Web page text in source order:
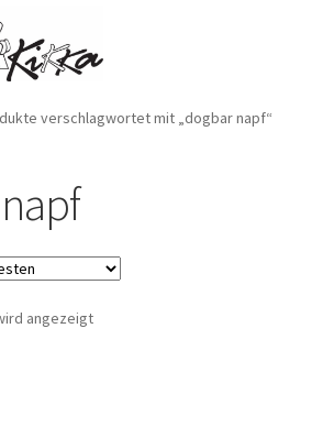
verschlagwortet mit „dogbar napf“
angezeigt